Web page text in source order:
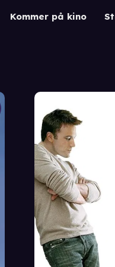
Kommer på kino